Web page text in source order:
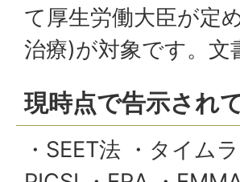
て厚生労働大臣が定
治療)が対象です。
現時点で告示され
・SEET法 ・タイム